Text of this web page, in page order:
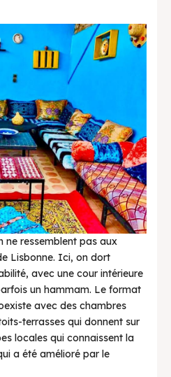
ne ressemblent pas aux
Lisbonne. Ici, on dort
avec une cour intérieure
un hammam. Le format
avec des chambres
terrasses qui donnent sur
locales qui connaissent la
a été amélioré par le